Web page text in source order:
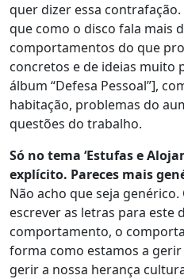
quer dizer essa
que como o disco fala mais
comportamentos do que
concretos e de ideias muito
álbum “Defesa Pessoal”],
habitação, problemas do
questões do trabalho.
Só no tema ‘Estufas e
explícito. Pareces mais
Não acho que seja
escrever as letras para este
comportamento, o
forma como estamos a
gerir a nossa herança